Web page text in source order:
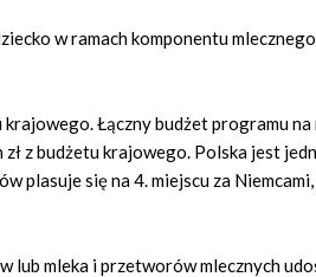
w ramach komponentu
Łączny budżet programu
z budżetu krajowego. Polska jest
plasuje się na 4. miejscu za
lub mleka i przetworów mlecznych